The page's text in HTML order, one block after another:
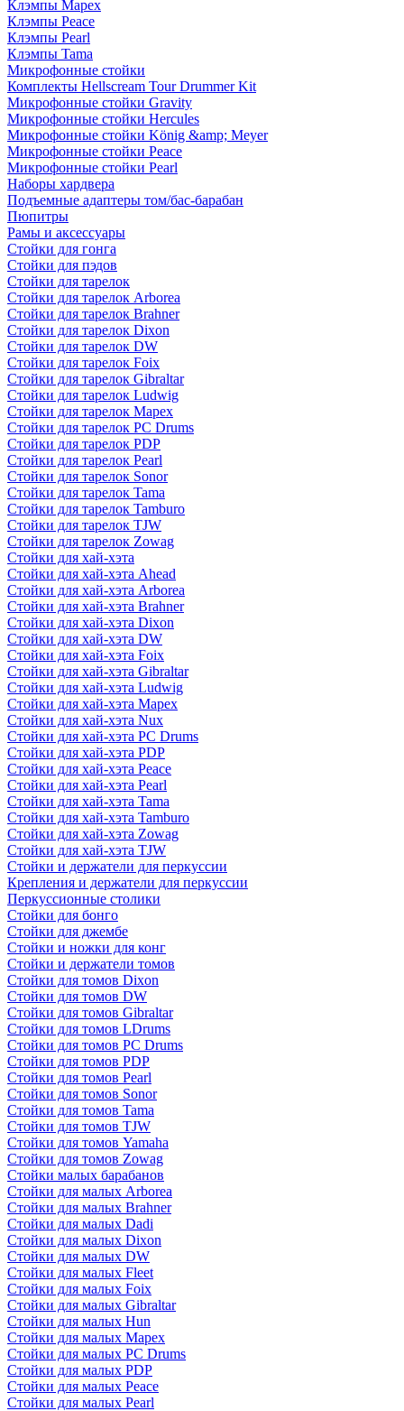
Клэмпы Mapex
Клэмпы Peace
Клэмпы Pearl
Клэмпы Tama
Микрофонные стойки
Комплекты Hellscream Tour Drummer Kit
Микрофонные стойки Gravity
Микрофонные стойки Hercules
Микрофонные стойки König &amp; Meyer
Микрофонные стойки Peace
Микрофонные стойки Pearl
Наборы хардвера
Подъемные адаптеры том/бас-барабан
Пюпитры
Рамы и аксессуары
Стойки для гонга
Стойки для пэдов
Стойки для тарелок
Стойки для тарелок Arborea
Стойки для тарелок Brahner
Стойки для тарелок Dixon
Стойки для тарелок DW
Стойки для тарелок Foix
Стойки для тарелок Gibraltar
Стойки для тарелок Ludwig
Стойки для тарелок Mapex
Стойки для тарелок PC Drums
Стойки для тарелок PDP
Стойки для тарелок Pearl
Стойки для тарелок Sonor
Стойки для тарелок Tama
Стойки для тарелок Tamburo
Стойки для тарелок TJW
Стойки для тарелок Zowag
Стойки для хай-хэта
Стойки для хай-хэта Ahead
Стойки для хай-хэта Arborea
Стойки для хай-хэта Brahner
Стойки для хай-хэта Dixon
Стойки для хай-хэта DW
Стойки для хай-хэта Foix
Стойки для хай-хэта Gibraltar
Стойки для хай-хэта Ludwig
Стойки для хай-хэта Mapex
Стойки для хай-хэта Nux
Стойки для хай-хэта PC Drums
Стойки для хай-хэта PDP
Стойки для хай-хэта Peace
Стойки для хай-хэта Pearl
Стойки для хай-хэта Tama
Стойки для хай-хэта Tamburo
Стойки для хай-хэта Zowag
Стойки для хай-хэта TJW
Стойки и держатели для перкуссии
Крепления и держатели для перкуссии
Перкуссионные столики
Стойки для бонго
Стойки для джембе
Стойки и ножки для конг
Стойки и держатели томов
Стойки для томов Dixon
Стойки для томов DW
Стойки для томов Gibraltar
Стойки для томов LDrums
Стойки для томов PC Drums
Стойки для томов PDP
Стойки для томов Pearl
Стойки для томов Sonor
Стойки для томов Tama
Стойки для томов TJW
Стойки для томов Yamaha
Стойки для томов Zowag
Стойки малых барабанов
Стойки для малых Arborea
Стойки для малых Brahner
Стойки для малых Dadi
Стойки для малых Dixon
Стойки для малых DW
Стойки для малых Fleet
Стойки для малых Foix
Стойки для малых Gibraltar
Стойки для малых Hun
Стойки для малых Mapex
Стойки для малых PC Drums
Стойки для малых PDP
Стойки для малых Peace
Стойки для малых Pearl